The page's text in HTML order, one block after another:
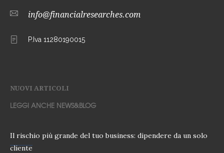
info@financialresearches.com
P.Iva 11280190015
NUOVI ARTICOLI
LEGGI ANCHE NEWS&BLOG
Il rischio più grande del tuo business: dipendere da un solo
cliente